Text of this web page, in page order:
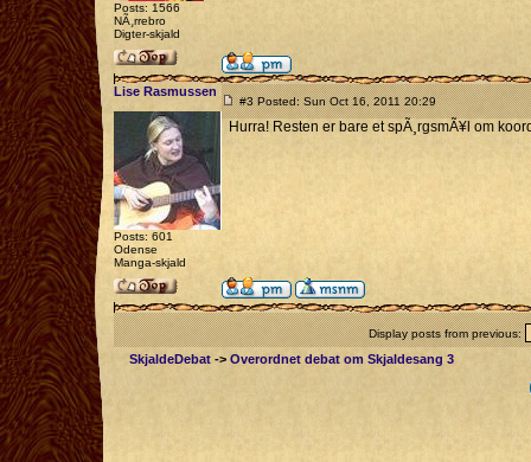
Posts: 1566
NÃ¸rrebro
Digter-skjald
Lise Rasmussen
Posts: 601
Odense
Manga-skjald
#3 Posted: Sun Oct 16, 2011 20:29
Hurra! Resten er bare et spÃ¸rgsmÃ¥l om
Display posts from previous:
SkjaldeDebat -> Overordnet debat om Skjaldesang 3